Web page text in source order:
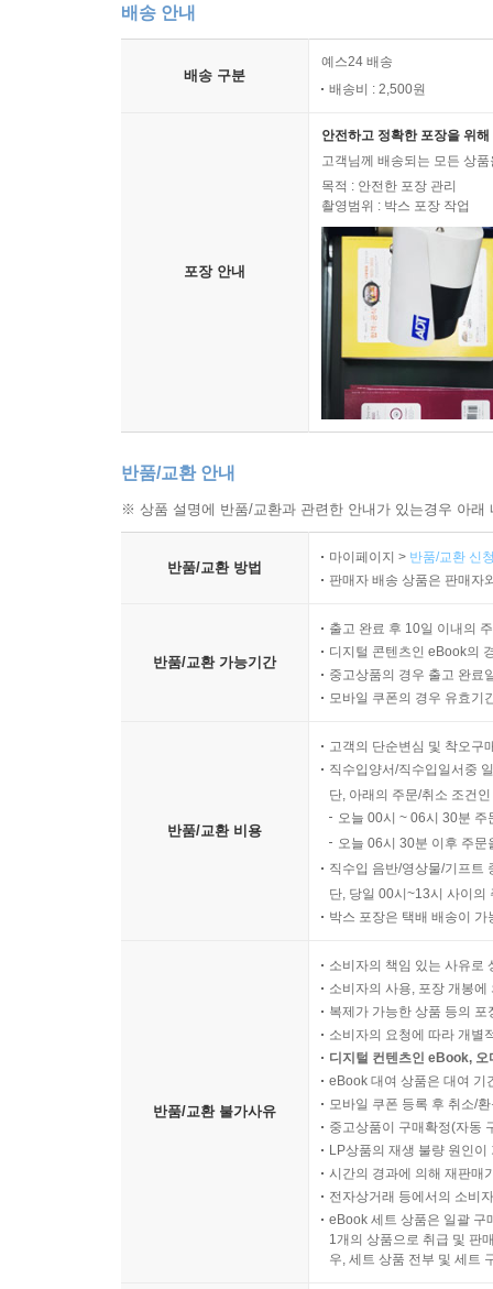
배송 안내
배송 구분
예스24 배송
배송비 : 2,500원
포장 안내
안전하고 정확한 포장을 위
고객님께 배송되는 모든 상
목적 : 안전한 포장 관리
촬영범위 : 박스 포장 작업
반품/교환 안내
※ 상품 설명에 반품/교환과 관련한 안내가 있는경우 아
반품/교환 방법
마이페이지 > 반품/교환 신
판매자 배송 상품은 판매자
반품/교환 가능기간
출고 완료 후 10일 이내의
디지털 콘텐츠인 eBook의
중고상품의 경우 출고 완료
모바일 쿠폰의 경우 유효기
반품/교환 비용
고객의 단순변심 및 착오구
직수입양서/직수입일서중
단, 아래의 주문/취소 조건
오늘 00시 ~ 06시 30분
오늘 06시 30분 이후 주
직수입 음반/영상물/기프트
단, 당일 00시~13시 사이의
박스 포장은 택배 배송이
반품/교환 불가사유
소비자의 책임 있는 사유로
소비자의 사용, 포장 개봉
복제가 가능한 상품 등의
소비자의 요청에 따라 개별
디지털 컨텐츠인 eBook,
eBook 대여 상품은 대여 기
모바일 쿠폰 등록 후 취소/
중고상품이 구매확정(자동
LP상품의 재생 불량 원인
시간의 경과에 의해 재판매
전자상거래 등에서의 소비
eBook 세트 상품은 일괄 구
1개의 상품으로 취급 및 판
우, 세트 상품 전부 및 세트